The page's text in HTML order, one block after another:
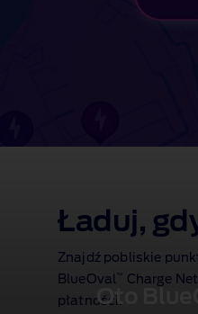
Oto
Ładuj,
Znajdź pobliskie
BlueOval
Charge
płatności.